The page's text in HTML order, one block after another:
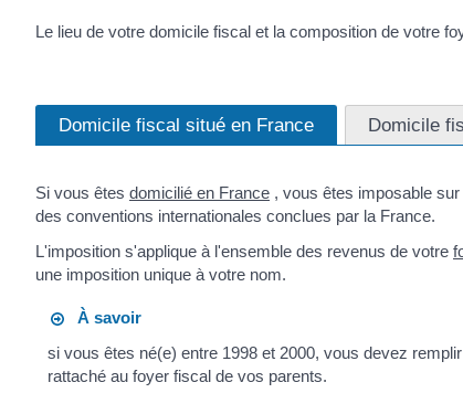
Le lieu de votre domicile fiscal et la composition de votre
Domicile fiscal situé en France Domicile
Si vous êtes domicilié en France , vous êtes imposable
des conventions internationales conclues par la France.
L'imposition s'applique à l'ensemble des revenus de votre
une imposition unique à votre nom.
À savoir
si vous êtes né(e) entre 1998 et 2000, vous devez
rattaché au foyer fiscal de vos parents.